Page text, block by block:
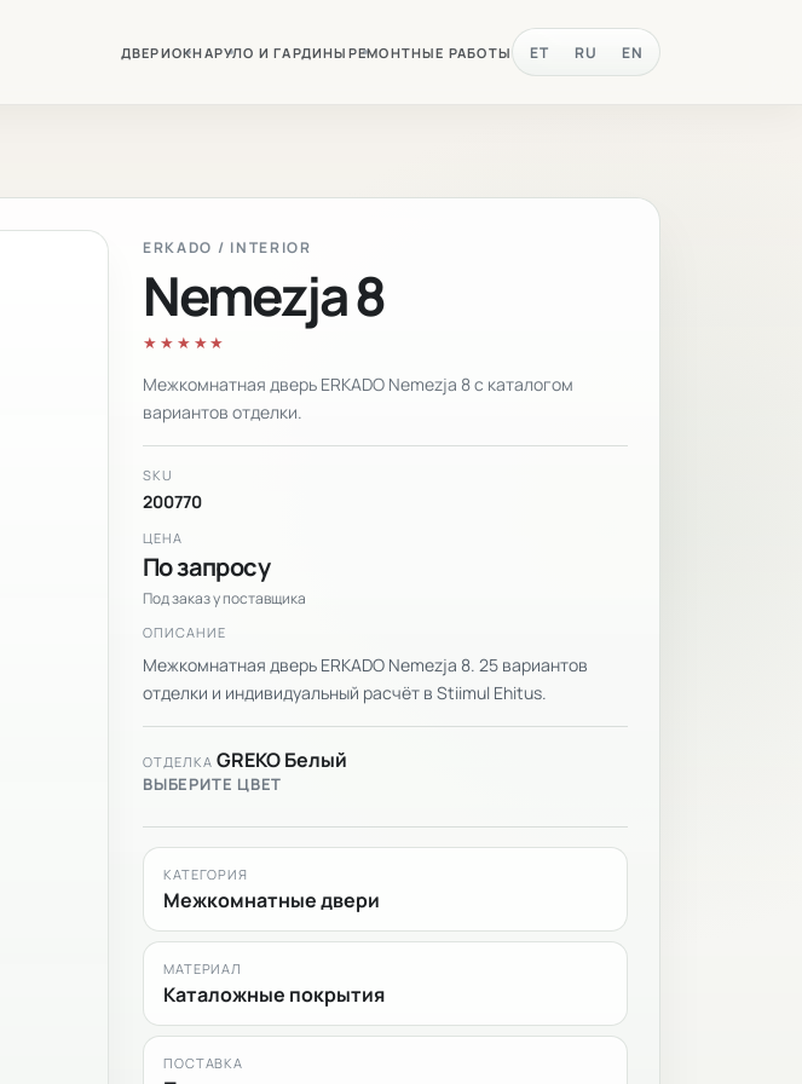
ДВЕРИОКНАРУЛО И ГАРДИНЫ РЕМОНТНЫЕ РАБОТЫ ET RU EN
ERKADO / INTERIOR
Nemezja 8
★★★★★
Межкомнатная дверь ERKADO Nemezja 8 с каталогом
вариантов отделки.
SKU
200770
ЦЕНА
По запросу
Под заказ у поставщика
ОПИСАНИЕ
Межкомнатная дверь ERKADO Nemezja 8. 25 вариантов
отделки и индивидуальный расчёт в Stiimul Ehitus.
ОТДЕЛКА GREKO Белый
ВЫБЕРИТЕ ЦВЕТ
КАТЕГОРИЯ
Межкомнатные двери
МАТЕРИАЛ
Каталожные покрытия
ПОСТАВКА